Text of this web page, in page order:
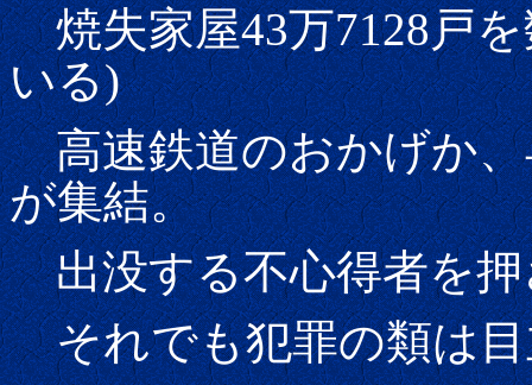
焼失家屋43万7128戸を
いる)
高速鉄道のおかげか、
が集結。
出没する不心得者を押
それでも犯罪の類は目